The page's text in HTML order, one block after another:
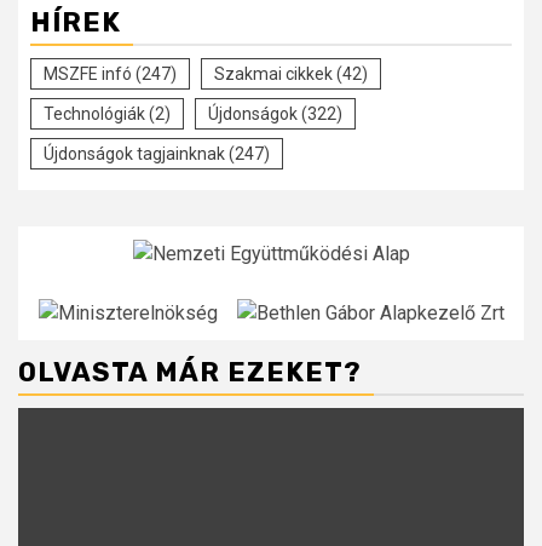
HÍREK
MSZFE infó (247) Szakmai cikkek(42)
Technológiák(2) Újdonságok(322)
Újdonságok tagjainknak(247)
OLVASTA MÁR EZEKET?